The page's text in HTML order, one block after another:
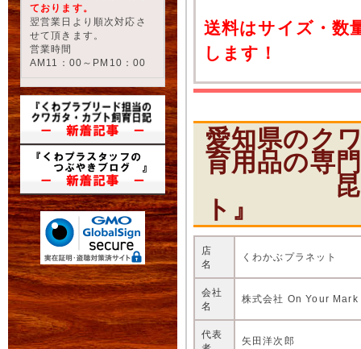
ております。
翌営業日より順次対応さ
せて頂きます。
営業時間
AM11：00～PM10：00
送料はサイズ・数
します！
愛知県のク
育用品の専
昆虫シ
ト』
店
名
くわかぶプラネット
会社
名
株式会社 On Your Mark
代表
矢田洋次郎